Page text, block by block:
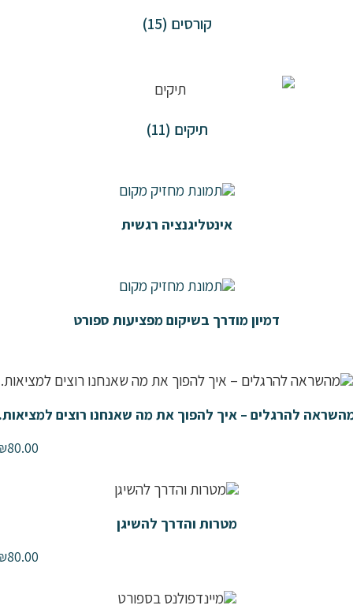
קורסים(15)
תיקים(11)
אינטליגנציה רגשית
דמיון מודרך בשיקום מפציעות ספורט
להרגלים – איך להפוך את מה שאנחנו רוצים למציאות.
₪80.00
מטרות והדרך להשיגן
₪80.00